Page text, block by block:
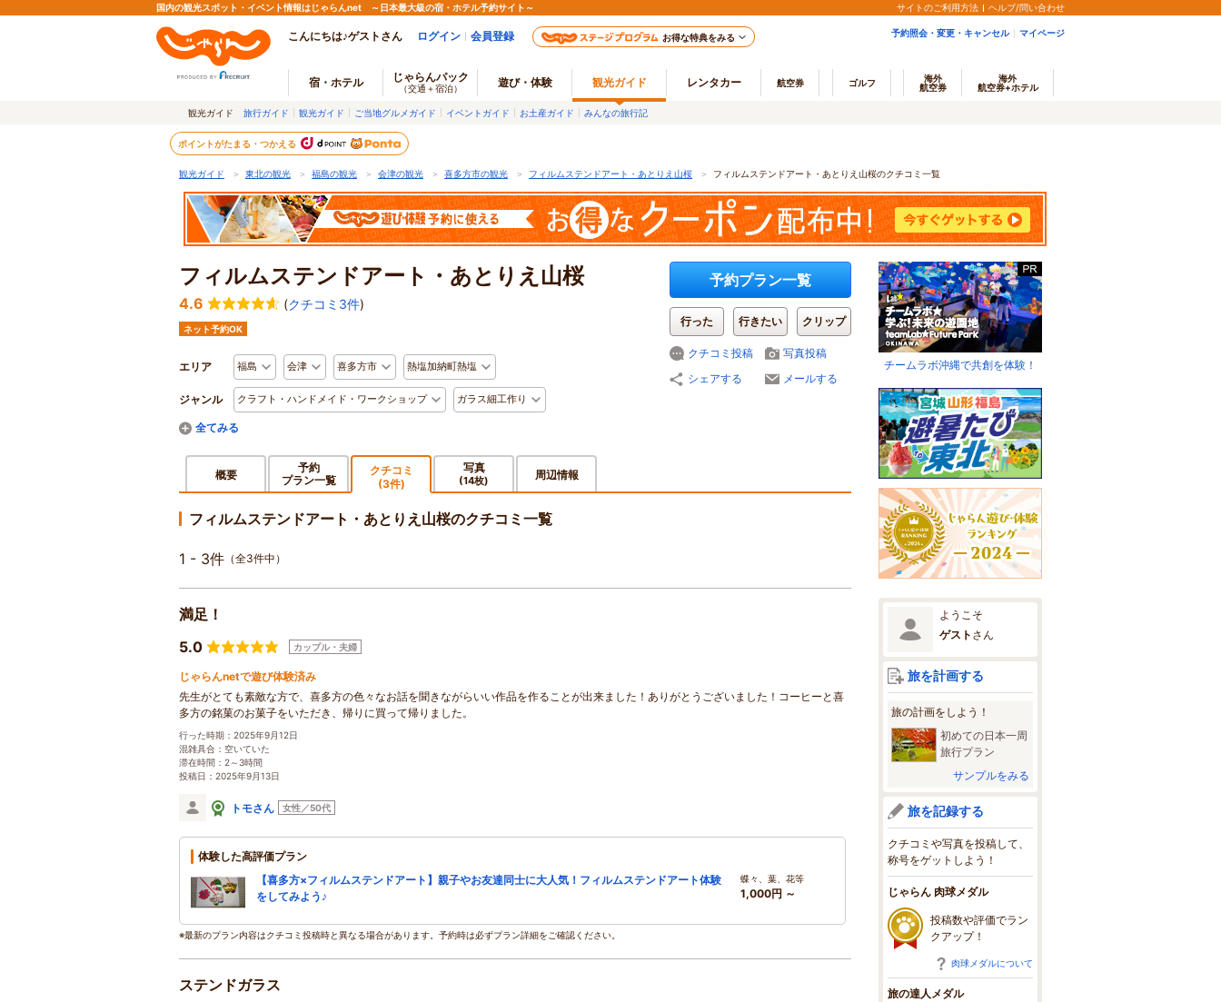
国内の観光スポット・イベント情報はじゃらんnet ～日本最大級の宿・ホテル予約サイト～ サイトのご利用方法 ヘルプ/問い合わせ
こんにちは♪ゲストさん ログイン 会員登録 お得な特典をみる 予約照会・変更・キャンセル マイページ
宿・ホテル じゃらんパック
（交通＋宿泊） 遊び・体験 観光ガイド レンタカー 航空券 ゴルフ
海外
航空券
海外
航空券+ホテル
観光ガイド 旅行ガイド 観光ガイド ご当地グルメガイド イベントガイド お土産ガイド みんなの旅行記
ポイントがたまる・つかえる
観光ガイド ＞ 東北の観光 ＞ 福島の観光 ＞ 会津の観光 ＞ 喜多方市の観光 ＞ フィルムステンドアート・あとりえ山桜 ＞ フィルムステンドアート・あとりえ山桜のクチコミ一覧
フィルムステンドアート・あとりえ山桜
4.6 (クチコミ3件)
ネット予約OK
エリア 福島 会津 喜多方市 熱塩加納町熱塩
ジャンル クラフト・ハンドメイド・ワークショップ ガラス細工作り
予約プラン一覧
行った 行きたい クリップ
クチコミ投稿
写真投稿
シェアする
メールする
概要
予約
プラン一覧
クチコミ
(3件)
写真
(14枚) 周辺情報
フィルムステンドアート・あとりえ山桜のクチコミ一覧
1 - 3件 （全3件中）
満足！
5.0
カップル・夫婦
じゃらんnetで遊び体験済み
先生がとても素敵な方で、喜多方の色々なお話を聞きながらいい作品を作ることが出来ました！ありがとうございました！コーヒーと喜
多方の銘菓のお菓子をいただき、帰りに買って帰りました。
行った時期：2025年9月12日
混雑具合：空いていた
滞在時間：2～3時間
投稿日：2025年9月13日
トモさん 女性／50代
体験した高評価プラン
【喜多方×フィルムステンドアート】親子やお友達同士に大人気！フィルムステンドアート体験
をしてみよう♪
蝶々、葉、花等
1,000円 ～
※最新のプラン内容はクチコミ投稿時と異なる場合があります。予約時は必ずプラン詳細をご確認ください。
ステンドガラス
チームラボ沖縄で共創を体験！
ようこそ
ゲスト さん
旅を計画する
旅の計画をしよう！
初めての日本一周
旅行プラン
サンプルをみる
旅を記録する
クチコミや写真を投稿して、
称号をゲットしよう！
じゃらん 肉球メダル
投稿数や評価でラン
クアップ！
肉球メダルについて
旅の達人メダル